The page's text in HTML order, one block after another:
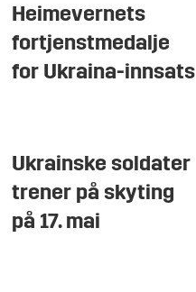
Heimevernets
fortjenstmedalje
for Ukraina-innsats
Ukrainske soldater
trener på skyting
på 17. mai